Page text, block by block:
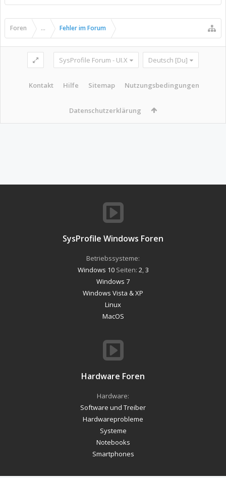
Foren ... Fehler im Forum
SysProfile Forum - UI.X Deutsch [Du]
Kontakt Hilfe Sitemap Nutzungsbedingungen
Datenschutzerklärung
SysProfile Windows Foren
Betriebssysteme:
Windows 10Seiten: 2,3
Windows 7
Windows Vista & XP
Linux
MacOS
Hardware Foren
Hardware:
Software und Treiber
Hardwareprobleme
Systeme
Notebooks
Smartphones